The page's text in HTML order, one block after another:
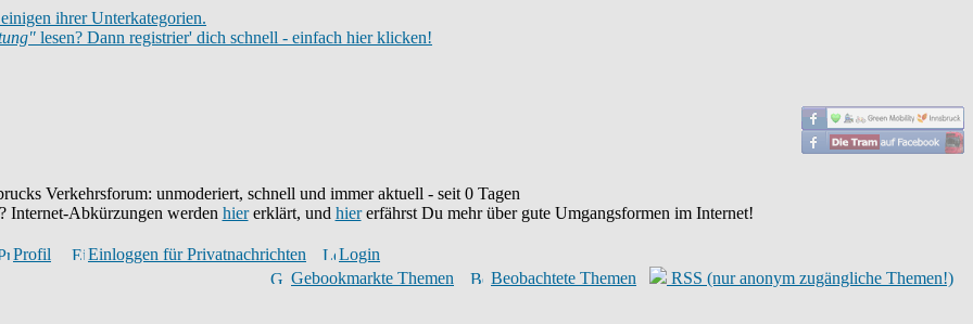
ihrer Unterkategorien.
lesen? Dann registrier' dich schnell - einfach hier klicken!
Verkehrsforum: unmoderiert, schnell und immer aktuell - seit 0 Tagen
Internet-Abkürzungen werden hiererklärt, und hiererfährst Du mehr über gute Umgangsformen im Internet!
Profil Einloggen für Privatnachrichten
Login
Gebookmarkte Themen
Beobachtete Themen RSS (nur anonym zugängliche Themen!)